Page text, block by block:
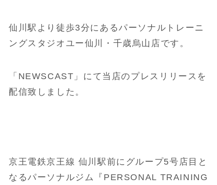
仙川駅より徒歩3分にあるパーソナルトレーニ
ングスタジオユー仙川・千歳烏山店です。
「NEWSCAST」にて当店のプレスリリースを
配信致しました。
京王電鉄京王線 仙川駅前にグループ5号店目と
なるパーソナルジム『PERSONAL TRAINING